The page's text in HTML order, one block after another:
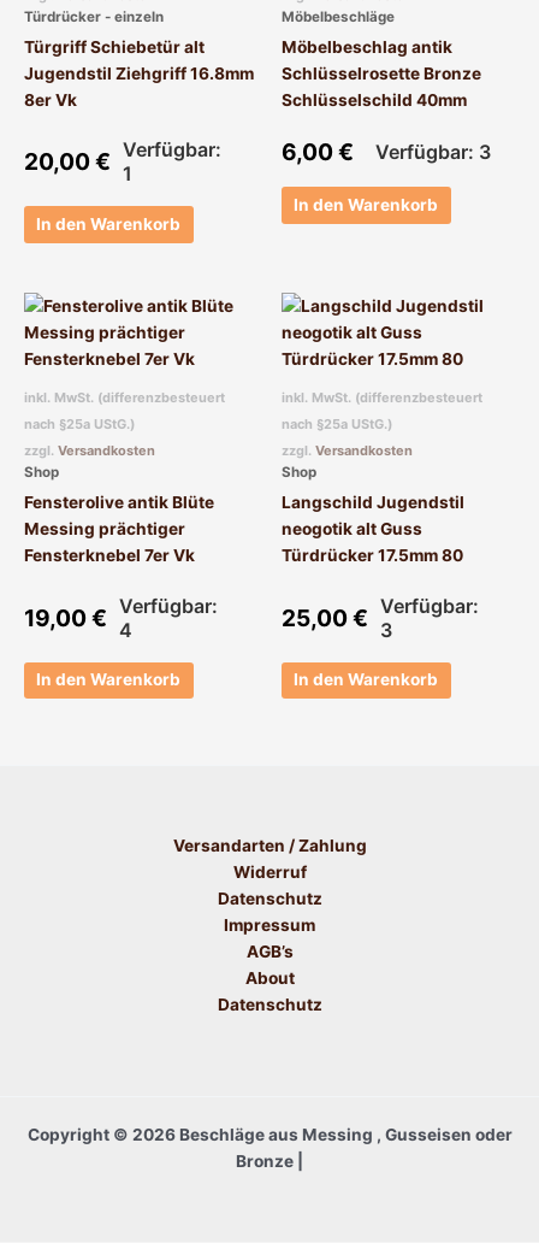
Türdrücker - einzeln
Türgriff Schiebetür alt
Jugendstil Ziehgriff 16.8mm
8er Vk
20,00€ Verfügbar:
1
In den Warenkorb
Möbelbeschläge
Möbelbeschlag antik
Schlüsselrosette Bronze
Schlüsselschild 40mm
6,00€ Verfügbar: 3
In den Warenkorb
inkl. MwSt. (differenzbesteuert
nach §25a UStG.)
zzgl. Versandkosten
Shop
Fensterolive antik Blüte
Messing prächtiger
Fensterknebel 7er Vk
19,00€ Verfügbar:
4
In den Warenkorb
inkl. MwSt. (differenzbesteuert
nach §25a UStG.)
zzgl. Versandkosten
Shop
Langschild Jugendstil
neogotik alt Guss
Türdrücker 17.5mm 80
25,00€ Verfügbar:
3
In den Warenkorb
Versandarten / Zahlung
Widerruf
Datenschutz
Impressum
AGB’s
About
Datenschutz
Copyright © 2026 Beschläge aus Messing , Gusseisen oder
Bronze |